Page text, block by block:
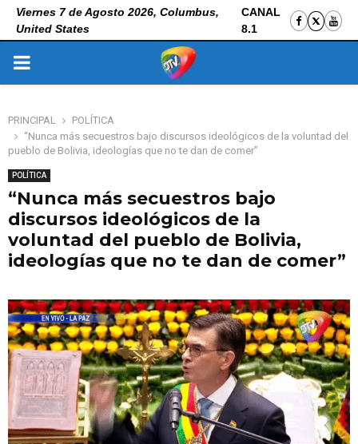
Viernes 7 de Agosto 2026, Columbus,
United States
CANAL
8.1
PRIMARY
PRINCIPAL
POLÍTICA
“Nunca más secuestros bajo discursos ideológicos de la voluntad del
pueblo de Bolivia, ideologías que no te dan de comer”
POLÍTICA
“Nunca más secuestros bajo
discursos ideológicos de la
voluntad del pueblo de Bolivia,
ideologías que no te dan de comer”